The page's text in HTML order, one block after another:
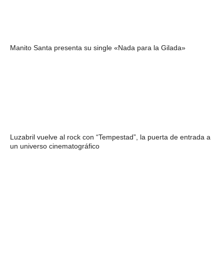
Manito Santa presenta su single «Nada para la Gilada»
Luzabril vuelve al rock con “Tempestad”, la puerta de entrada a
un universo cinematográfico